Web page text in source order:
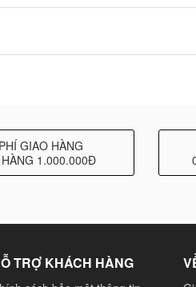
GIAO HÀNG
1.000.000Đ
TRỢ KHÁCH HÀNG